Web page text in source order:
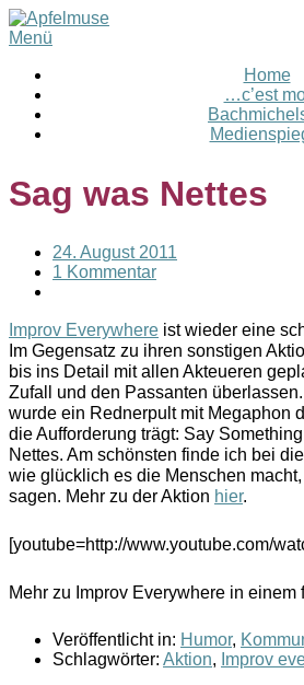
Menü
Home
…c’est
Sag was Nettes
24. August 2011
1 Kommentar
Improv Everywhere ist wieder eine
Im Gegensatz zu ihren sonstigen
bis ins Detail mit allen Akteueren
Zufall und den Passanten
wurde ein Rednerpult mit Megaphon
die Aufforderung trägt: Say
Nettes. Am schönsten finde ich bei
wie glücklich es die Menschen
sagen. Mehr zu der Aktion hier.
[youtube=http://www.youtube.com/
Mehr zu Improv Everywhere in einem
Veröffentlicht in: Humor,
Schlagwörter: Aktion, Improv